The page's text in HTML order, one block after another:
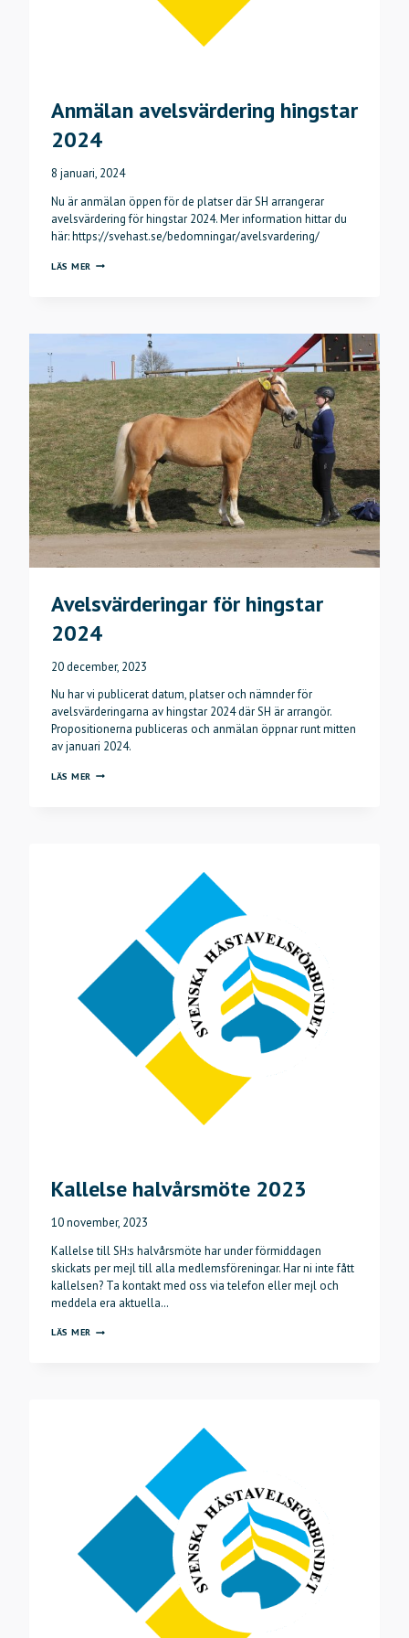
Anmälan avelsvärdering hingstar
2024
8 januari, 2024
Nu är anmälan öppen för de platser där SH arrangerar
avelsvärdering för hingstar 2024. Mer information hittar du
här: https://svehast.se/bedomningar/avelsvardering/
LÄS MER ANMÄLAN
Avelsvärderingar för hingstar
2024
20 december, 2023
Nu har vi publicerat datum, platser och nämnder för
avelsvärderingarna av hingstar 2024 där SH är arrangör.
Propositionerna publiceras och anmälan öppnar runt mitten
av januari 2024.
LÄS MER AVELSVÄRDERINGAR
Kallelse halvårsmöte 2023
10 november, 2023
Kallelse till SH:s halvårsmöte har under förmiddagen
skickats per mejl till alla medlemsföreningar. Har ni inte fått
kallelsen? Ta kontakt med oss via telefon eller mejl och
meddela era aktuella…
LÄS MER KALLELSE